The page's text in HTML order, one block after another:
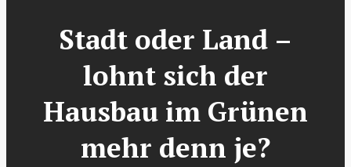
Stadt oder Land –
lohnt sich der
Hausbau im Grünen
mehr denn je?